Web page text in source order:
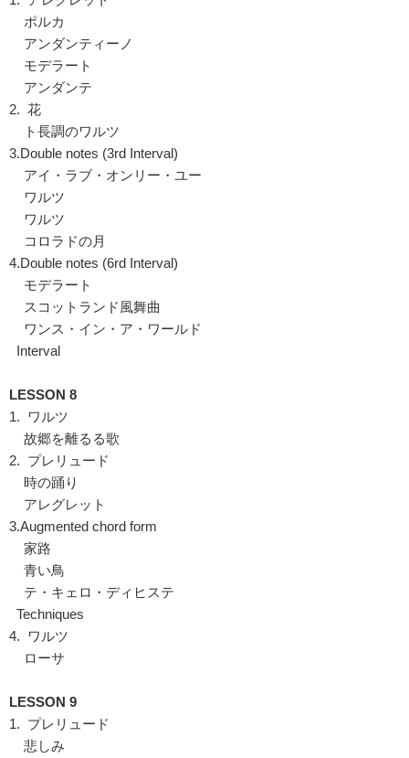
ポルカ
アンダンティーノ
モデラート
アンダンテ
2. 花
ト長調のワルツ
3.Double notes (3rd Interval)
アイ・ラブ・オンリー・ユー
ワルツ
ワルツ
コロラドの月
4.Double notes (6rd Interval)
モデラート
スコットランド風舞曲
ワンス・イン・ア・ワールド
Interval
LESSON 8
1. ワルツ
故郷を離るる歌
2. プレリュード
時の踊り
アレグレット
3.Augmented chord form
家路
青い鳥
テ・キェロ・ディヒステ
Techniques
4. ワルツ
ローサ
LESSON 9
1. プレリュード
悲しみ